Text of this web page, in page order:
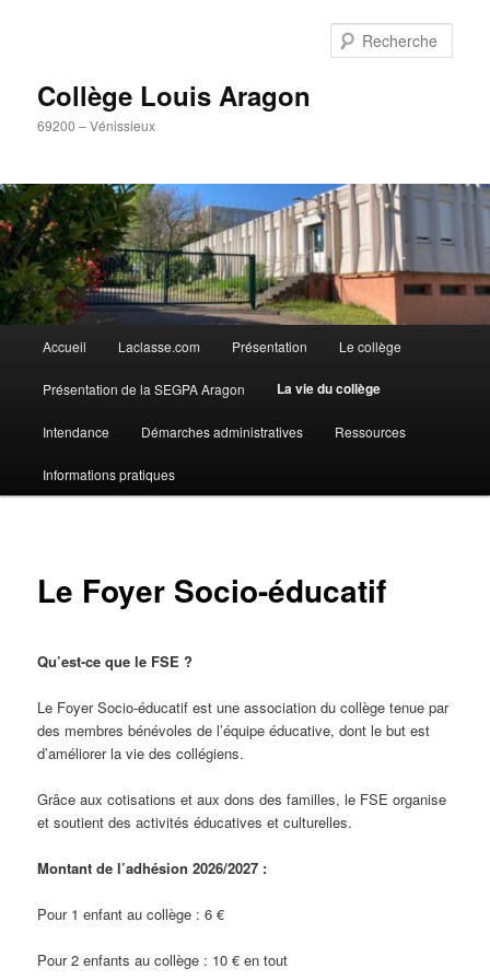
Collège Louis Aragon
69200 – Vénissieux
principal
Accueil Laclasse.com Présentation Le collège
Présentation de la SEGPA Aragon La vie du collège
Intendance Démarches administratives Ressources
Informations pratiques
Le Foyer Socio-éducatif
Qu’est-ce que le FSE ?
Le Foyer Socio-éducatif est une association du collège tenue par
des membres bénévoles de l’équipe éducative, dont le but est
d’améliorer la vie des collégiens.
Grâce aux cotisations et aux dons des familles, le FSE organise
et soutient des activités éducatives et culturelles.
Montant de l’adhésion 2026/2027 :
Pour 1 enfant au collège : 6 €
Pour 2 enfants au collège : 10 € en tout